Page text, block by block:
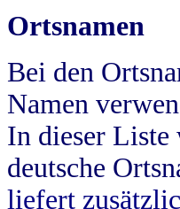
Ortsnamen
Bei den
Namen
In dieser Liste
deutsche
liefert